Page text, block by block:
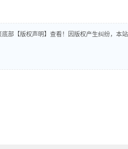
部【版权声明】查看！因版权产生纠纷，本站